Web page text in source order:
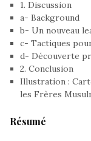
1. Discussion
a- Background
b- Un nouveau
c- Tactiques
d- Découverte
2. Conclusion
Illustration :
les Frères
Résumé